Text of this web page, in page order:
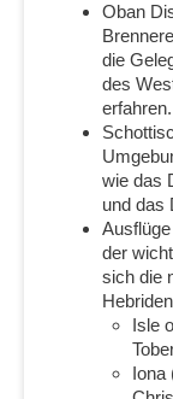
Oban
die
des
erfahren.
wie das
und das
der
sich die
Isle
Iona